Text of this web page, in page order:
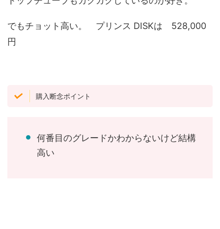
でもチョット高い。 プリンス DISKは 528,000
円
購入断念ポイント
何番目のグレードかわからないけど結構
高い